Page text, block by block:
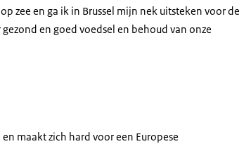
zee en ga ik in Brussel mijn nek uitsteken voor de
en goed voedsel en behoud van onze
maakt zich hard voor een Europese